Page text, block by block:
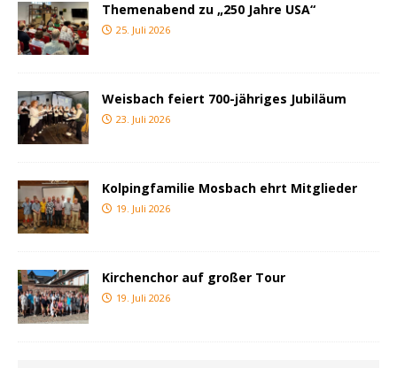
Themenabend zu „250 Jahre USA“
25. Juli 2026
Weisbach feiert 700-jähriges Jubiläum
23. Juli 2026
Kolpingfamilie Mosbach ehrt Mitglieder
19. Juli 2026
Kirchenchor auf großer Tour
19. Juli 2026